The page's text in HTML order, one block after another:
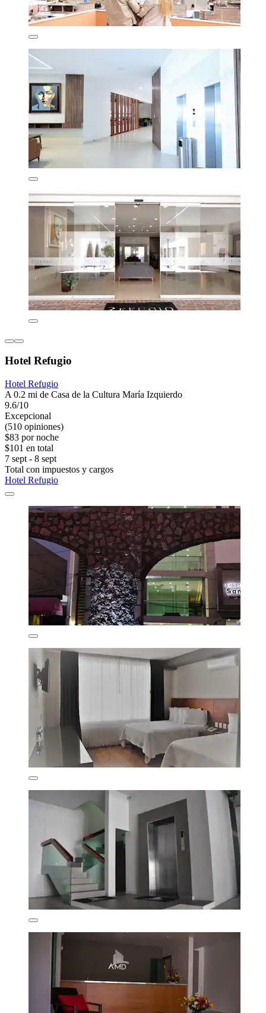
Hotel Refugio
Hotel Refugio
A 0.2 mi de Casa de la Cultura María Izquierdo
9.6/10
Excepcional
(510 opiniones)
$83 por noche
$101 en total
7 sept - 8 sept
Total con impuestos y cargos
Hotel Refugio